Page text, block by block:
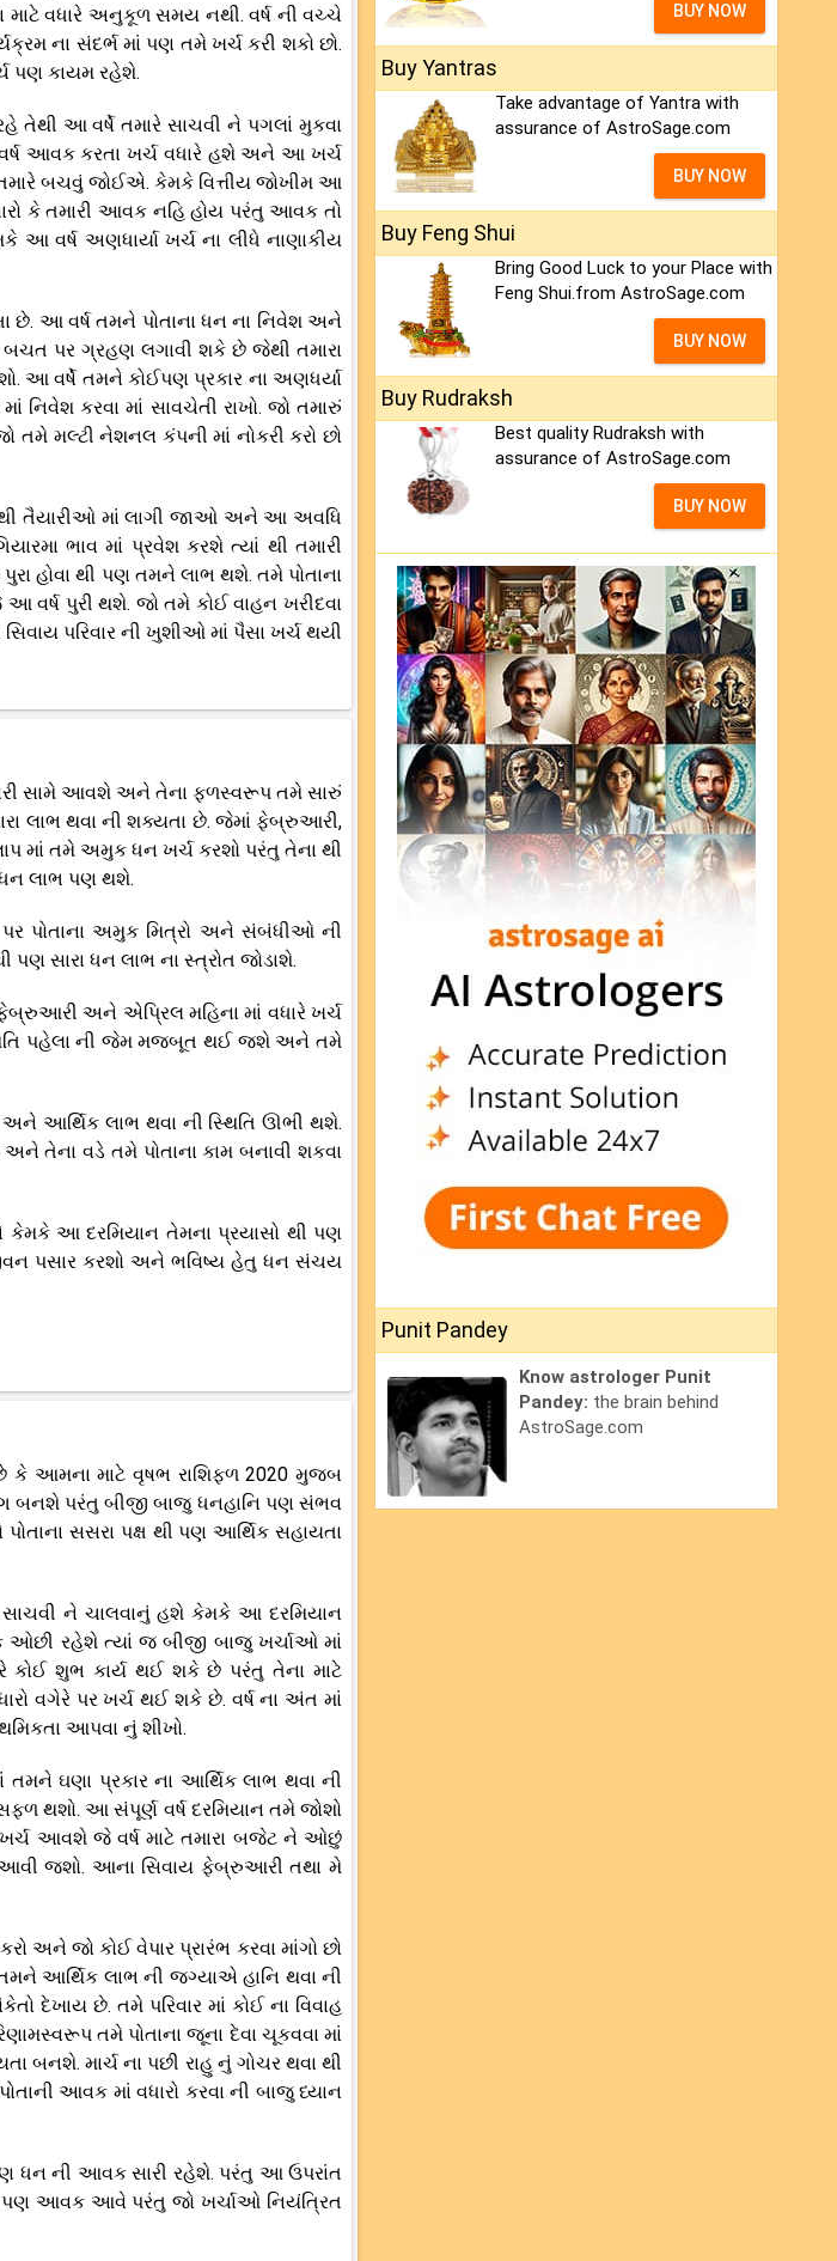
માટે વધારે અનુકૂળ સમય નથી. વર્ષ ની વચ્ચે
ના સંદર્ભ માં પણ તમે ખર્ચ કરી શકો છો.
પણ કાયમ રહેશે.
તેથી આ વર્ષે તમારે સાચવી ને પગલાં મુકવા
આવક કરતા ખર્ચ વધારે હશે અને આ ખર્ચ
બચવું જોઈએ. કેમકે વિત્તીય જોખીમ આ
કે તમારી આવક નહિ હોય પરંતુ આવક તો
વર્ષ અણધાર્યા ખર્ચ ના લીધે નાણાકીય
છે. આ વર્ષ તમને પોતાના ધન ના નિવેશ અને
બચત પર ગ્રહણ લગાવી શકે છે જેથી તમારા
આ વર્ષે તમને કોઈપણ પ્રકાર ના અણધર્યા
નિવેશ કરવા માં સાવચેતી રાખો. જો તમારું
મલ્ટી નેશનલ કંપની માં નોકરી કરો છો
તેથી તૈયારીઓ માં લાગી જાઓ અને આ અવધિ
ભાવ માં પ્રવેશ કરશે ત્યાં થી તમારી
હોવા થી પણ તમને લાભ થશે. તમે પોતાના
આ વર્ષ પુરી થશે. જો તમે કોઈ વાહન ખરીદવા
પરિવાર ની ખુશીઓ માં પૈસા ખર્ચ થયી
સામે આવશે અને તેના ફળસ્વરૂપ તમે સારું
લાભ થવા ની શક્યતા છે. જેમાં ફેબ્રુઆરી,
માં તમે અમુક ધન ખર્ચ કરશો પરંતુ તેના થી
ધન લાભ પણ થશે.
પોતાના અમુક મિત્રો અને સંબંધીઓ ની
પણ સારા ધન લાભ ના સ્ત્રોત જોડાશે.
અને એપ્રિલ મહિના માં વધારે ખર્ચ
સ્થિતિ પહેલા ની જેમ મજબૂત થઈ જશે અને તમે
અને આર્થિક લાભ થવા ની સ્થિતિ ઊભી થશે.
તેના વડે તમે પોતાના કામ બનાવી શકવા
કેમકે આ દરમિયાન તેમના પ્રયાસો થી પણ
પસાર કરશો અને ભવિષ્ય હેતુ ધન સંચય
કે આમના માટે વૃષભ રાશિફળ 2020 મુજબ
બનશે પરંતુ બીજી બાજુ ધનહાનિ પણ સંભવ
સસરા પક્ષ થી પણ આર્થિક સહાયતા
ને ચાલવાનું હશે કેમકે આ દરમિયાન
રહેશે ત્યાં જ બીજી બાજુ ખર્ચાઓ માં
કોઈ શુભ કાર્ય થઈ શકે છે પરંતુ તેના માટે
વગેરે પર ખર્ચ થઈ શકે છે. વર્ષ ના અંત માં
આપવા નું શીખો.
ઘણા પ્રકાર ના આર્થિક લાભ થવા ની
થશો. આ સંપૂર્ણ વર્ષ દરમિયાન તમે જોશો
ખર્ચ આવશે જે વર્ષ માટે તમારા બજેટ ને ઓછું
આવી જશો. આના સિવાય ફેબ્રુઆરી તથા મે
અને જો કોઈ વેપાર પ્રારંભ કરવા માંગો છો
આર્થિક લાભ ની જગ્યાએ હાનિ થવા ની
દેખાય છે. તમે પરિવાર માં કોઈ ના વિવાહ
તમે પોતાના જૂના દેવા ચૂકવવા માં
બનશે. માર્ચ ના પછી રાહુ નું ગોચર થવા થી
આવક માં વધારો કરવા ની બાજુ ધ્યાન
ધન ની આવક સારી રહેશે. પરંતુ આ ઉપરાંત
પણ આવક આવે પરંતુ જો ખર્ચાઓ નિયંત્રિત
BUY NOW
Buy Yantras
Take advantage of Yantra with
assurance of AstroSage.com
BUY NOW
Buy Feng Shui
Bring Good Luck to your Place with
Feng Shui.from AstroSage.com
BUY NOW
Buy Rudraksh
Best quality Rudraksh with
assurance of AstroSage.com
BUY NOW
Punit Pandey
Know astrologer Punit
Pandey: the brain behind
AstroSage.com